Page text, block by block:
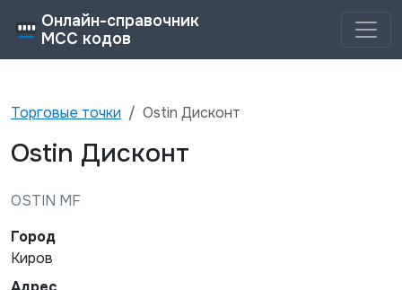
Онлайн-справочник
MCC кодов
Торговые точки Ostin Дисконт
Ostin Дисконт
OSTIN MF
Город
Киров